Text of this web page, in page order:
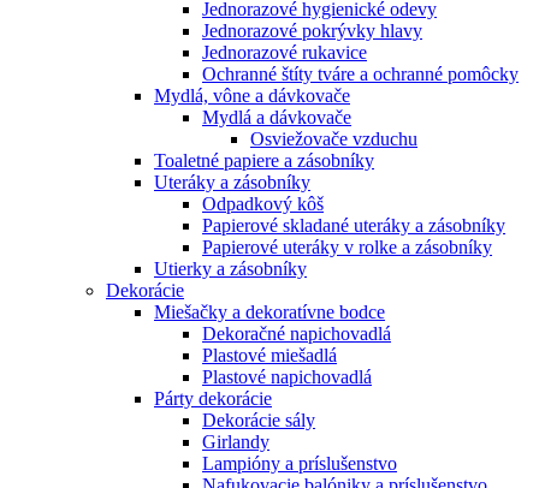
Jednorazové hygienické odevy
Jednorazové pokrývky hlavy
Jednorazové rukavice
Ochranné štíty tváre a ochranné pomôcky
Mydlá, vône a dávkovače
Mydlá a dávkovače
Osviežovače vzduchu
Toaletné papiere a zásobníky
Uteráky a zásobníky
Odpadkový kôš
Papierové skladané uteráky a zásobníky
Papierové uteráky v rolke a zásobníky
Utierky a zásobníky
Dekorácie
Miešačky a dekoratívne bodce
Dekoračné napichovadlá
Plastové miešadlá
Plastové napichovadlá
Párty dekorácie
Dekorácie sály
Girlandy
Lampióny a príslušenstvo